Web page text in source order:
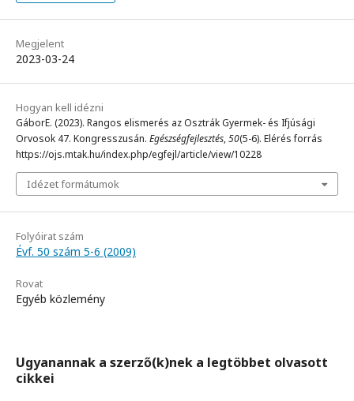
Megjelent
2023-03-24
Hogyan kell idézni
GáborE. (2023). Rangos elismerés az Osztrák Gyermek- és Ifjúsági
Orvosok 47. Kongresszusán. Egészségfejlesztés,50(5-6). Elérés forrás
https://ojs.mtak.hu/index.php/egfejl/article/view/10228
Idézet formátumok
Folyóirat szám
Évf. 50 szám 5-6 (2009)
Rovat
Egyéb közlemény
Ugyanannak a szerző(k)nek a legtöbbet olvasott
cikkei